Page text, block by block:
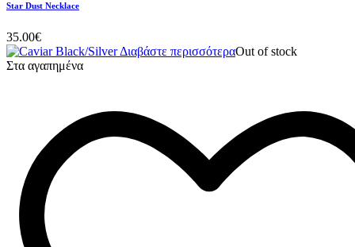
Star Dust Necklace
35.00€
Διαβάστε περισσότεραOut of stock
Στα αγαπημένα